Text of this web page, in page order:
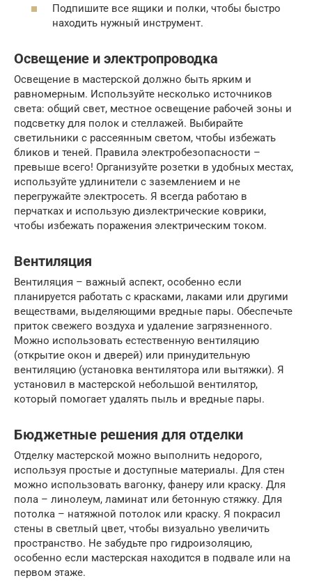
Подпишите все ящики и полки, чтобы быстро
находить нужный инструмент.
Освещение и электропроводка
Освещение в мастерской должно быть ярким и
равномерным. Используйте несколько источников
света: общий свет, местное освещение рабочей зоны и
подсветку для полок и стеллажей. Выбирайте
светильники с рассеянным светом, чтобы избежать
бликов и теней. Правила электробезопасности –
превыше всего! Организуйте розетки в удобных местах,
используйте удлинители с заземлением и не
перегружайте электросеть. Я всегда работаю в
перчатках и использую диэлектрические коврики,
чтобы избежать поражения электрическим током.
Вентиляция
Вентиляция – важный аспект, особенно если
планируется работать с красками, лаками или другими
веществами, выделяющими вредные пары. Обеспечьте
приток свежего воздуха и удаление загрязненного.
Можно использовать естественную вентиляцию
(открытие окон и дверей) или принудительную
вентиляцию (установка вентилятора или вытяжки). Я
установил в мастерской небольшой вентилятор,
который помогает удалять пыль и вредные пары.
Бюджетные решения для отделки
Отделку мастерской можно выполнить недорого,
используя простые и доступные материалы. Для стен
можно использовать вагонку, фанеру или краску. Для
пола – линолеум, ламинат или бетонную стяжку. Для
потолка – натяжной потолок или краску. Я покрасил
стены в светлый цвет, чтобы визуально увеличить
пространство. Не забудьте про гидроизоляцию,
особенно если мастерская находится в подвале или на
первом этаже.